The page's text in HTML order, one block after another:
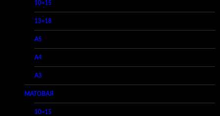
10×15
13×18
A5
A4
A3
МАТОВАЯ
10×15